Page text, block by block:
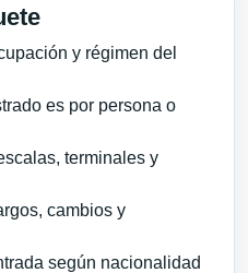
y régimen del
es por persona o
terminales y
cambios y
según nacionalidad